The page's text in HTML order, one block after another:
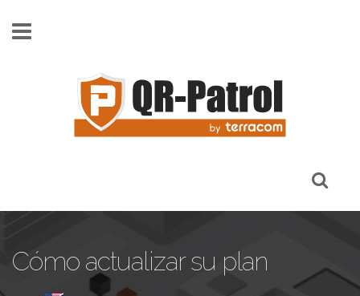
Cómo actualizar su plan